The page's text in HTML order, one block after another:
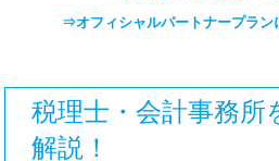
⇒オフィシャルパートナープラン
税理士・会計事務所
解説！